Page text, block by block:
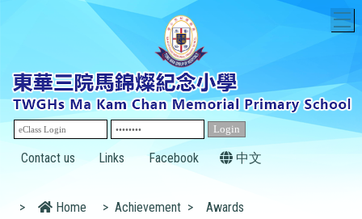
Contact us Links Facebook 中文
> Home > Achievement > Awards